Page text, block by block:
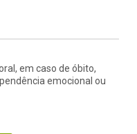
em caso de óbito,
emocional ou